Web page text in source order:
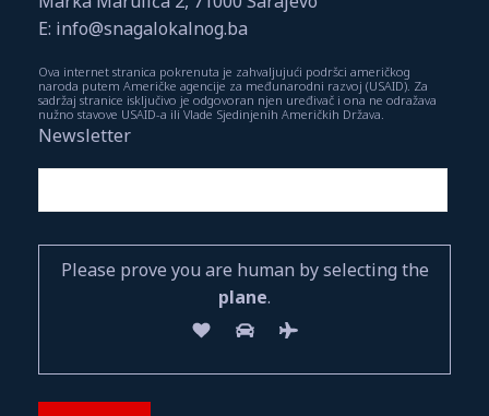
E: info@snagalokalnog.ba
Ova internet stranica pokrenuta je zahvaljujući podršci američkog
naroda putem Američke agencije za međunarodni razvoj (USAID). Za
sadržaj stranice isključivo je odgovoran njen uređivač i ona ne odražava
nužno stavove USAID-a ili Vlade Sjedinjenih Američkih Država.
Newsletter
Please prove you are human by selecting the
plane.